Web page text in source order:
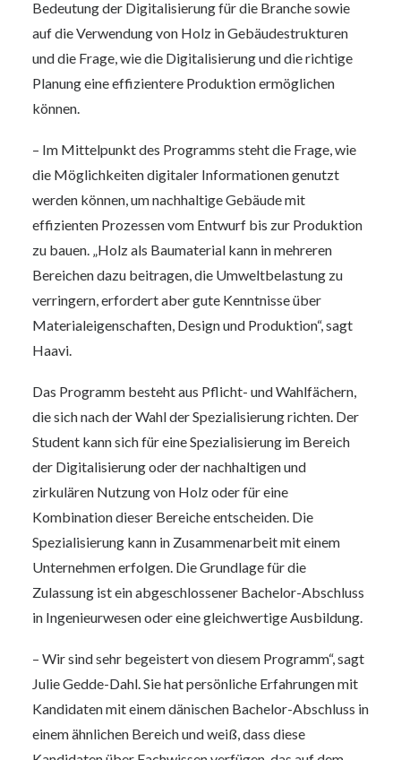
Bedeutung der Digitalisierung für die Branche sowie
auf die Verwendung von Holz in Gebäudestrukturen
und die Frage, wie die Digitalisierung und die richtige
Planung eine effizientere Produktion ermöglichen
können.
– Im Mittelpunkt des Programms steht die Frage, wie
die Möglichkeiten digitaler Informationen genutzt
werden können, um nachhaltige Gebäude mit
effizienten Prozessen vom Entwurf bis zur Produktion
zu bauen. „Holz als Baumaterial kann in mehreren
Bereichen dazu beitragen, die Umweltbelastung zu
verringern, erfordert aber gute Kenntnisse über
Materialeigenschaften, Design und Produktion“, sagt
Haavi.
Das Programm besteht aus Pflicht- und Wahlfächern,
die sich nach der Wahl der Spezialisierung richten. Der
Student kann sich für eine Spezialisierung im Bereich
der Digitalisierung oder der nachhaltigen und
zirkulären Nutzung von Holz oder für eine
Kombination dieser Bereiche entscheiden. Die
Spezialisierung kann in Zusammenarbeit mit einem
Unternehmen erfolgen. Die Grundlage für die
Zulassung ist ein abgeschlossener Bachelor-Abschluss
in Ingenieurwesen oder eine gleichwertige Ausbildung.
– Wir sind sehr begeistert von diesem Programm“, sagt
Julie Gedde-Dahl. Sie hat persönliche Erfahrungen mit
Kandidaten mit einem dänischen Bachelor-Abschluss in
einem ähnlichen Bereich und weiß, dass diese